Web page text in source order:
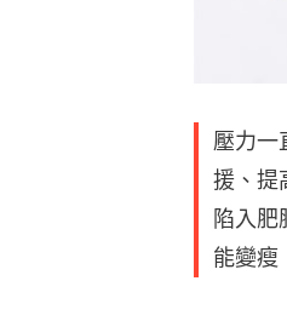
壓力一
援、提
陷入
能變瘦